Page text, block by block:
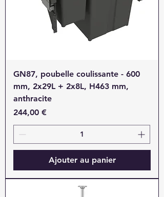
GN87, poubelle coulissante - 600
mm, 2x29L + 2x8L, H463 mm,
anthracite
Prix
244,00 €
Ajouter au panier